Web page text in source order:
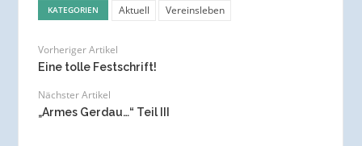
KATEGORIEN Aktuell Vereinsleben
Vorheriger Artikel
Eine tolle Festschrift!
Nächster Artikel
„Armes Gerdau…“ Teil III